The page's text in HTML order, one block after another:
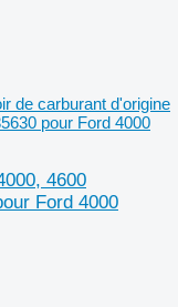
de carburant d'origine
pour Ford 4000
4600
Ford 4000